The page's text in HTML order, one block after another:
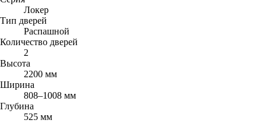
Локер
Тип дверей
Распашной
Количество дверей
2
Высота
2200 мм
Ширина
808–1008 мм
Глубина
525 мм